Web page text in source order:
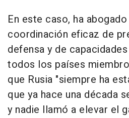
En este caso, ha
coordinación eficaz de
defensa y de
todos los países
que Rusia "siempre ha
que ya hace una década
y nadie llamó a elevar el